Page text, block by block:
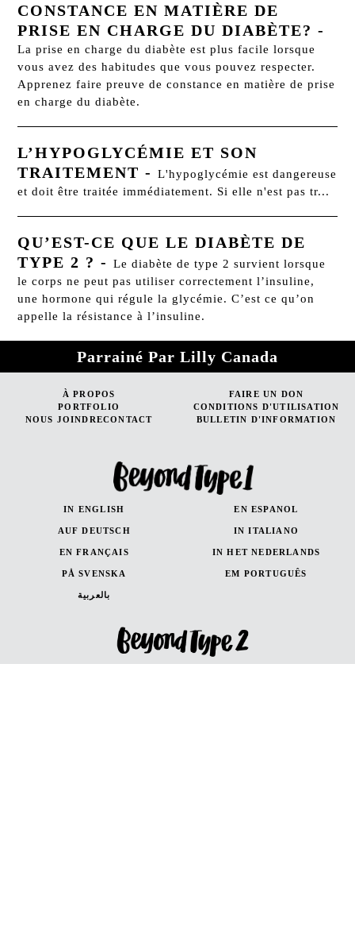
CONSTANCE EN MATIÈRE DE
PRISE EN CHARGE DU DIABÈTE? -
La prise en charge du diabète est plus facile lorsque
vous avez des habitudes que vous pouvez respecter.
Apprenez faire preuve de constance en matière de prise
en charge du diabète.
L’HYPOGLYCÉMIE ET SON
TRAITEMENT -L'hypoglycémie est dangereuse
et doit être traitée immédiatement. Si elle n'est pas tr...
QU’EST-CE QUE LE DIABÈTE DE
TYPE 2 ? -Le diabète de type 2 survient lorsque
le corps ne peut pas utiliser correctement l’insuline,
une hormone qui régule la glycémie. C’est ce qu’on
appelle la résistance à l’insuline.
Parrainé Par Lilly Canada
À PROPOS
FAIRE UN DON
PORTFOLIO
CONDITIONS D'UTILISATION
NOUS JOINDRECONTACT
BULLETIN D'INFORMATION
IN ENGLISH EN ESPANOL
AUF DEUTSCH IN ITALIANO
EN FRANÇAIS IN HET NEDERLANDS
PÅ SVENSKA EM PORTUGUÊS
بالعربية